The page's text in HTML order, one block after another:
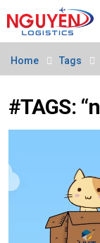
Home Tags
#TAGS: